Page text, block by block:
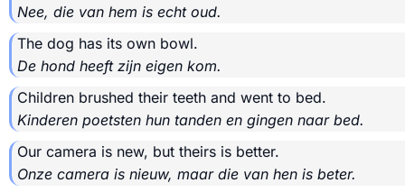
Nee, die van hem is echt oud.
The dog has its own bowl.
De hond heeft zijn eigen kom.
Children brushed their teeth and went to bed.
Kinderen poetsten hun tanden en gingen naar bed.
Our camera is new, but theirs is better.
Onze camera is nieuw, maar die van hen is beter.